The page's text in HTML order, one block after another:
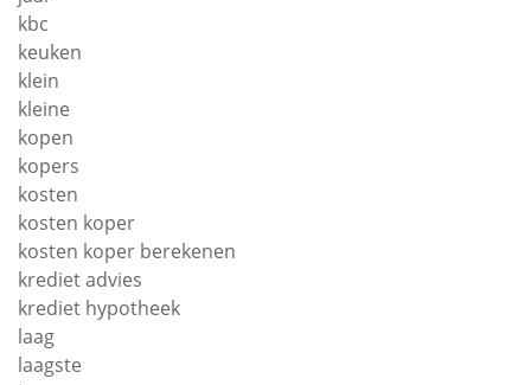
kbc
keuken
klein
kleine
kopen
kopers
kosten
kosten koper
kosten koper berekenen
krediet advies
krediet hypotheek
laag
laagste